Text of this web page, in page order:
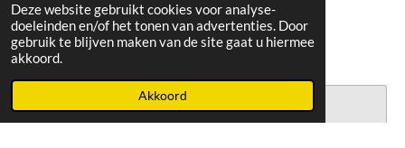
Deze website gebruikt cookies voor analyse-
doeleinden en/of het tonen van advertenties. Door
gebruik te blijven maken van de site gaat u hiermee
akkoord.
Akkoord
Lees meer »
Maak jouw eigen website met